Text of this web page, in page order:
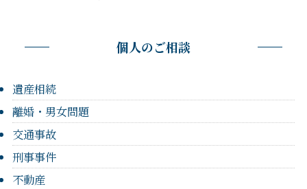
個人のご相談
遺産相続
離婚・男女問題
交通事故
刑事事件
不動産